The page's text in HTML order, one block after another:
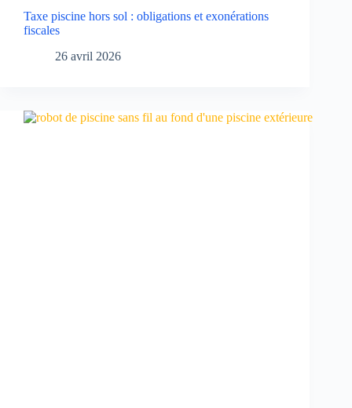
Taxe piscine hors sol : obligations et exonérations
fiscales
26 avril 2026